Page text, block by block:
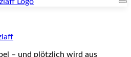
– und plötzlich wird aus